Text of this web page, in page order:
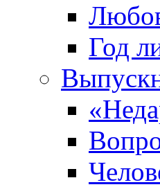
Год